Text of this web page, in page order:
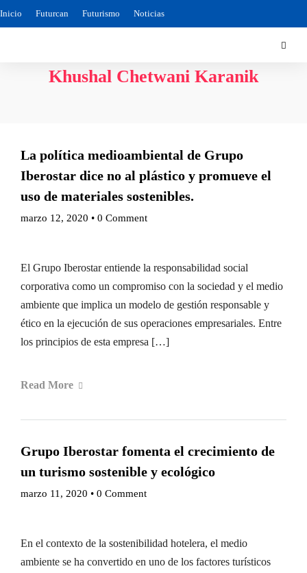
Inicio Futurcan Futurismo Noticias
Khushal Chetwani Karanik
La política medioambiental de Grupo
Iberostar dice no al plástico y promueve el
uso de materiales sostenibles.
marzo 12, 2020 • 0 Comment
El Grupo Iberostar entiende la responsabilidad social
corporativa como un compromiso con la sociedad y el medio
ambiente que implica un modelo de gestión responsable y
ético en la ejecución de sus operaciones empresariales. Entre
los principios de esta empresa […]
Read More
Grupo Iberostar fomenta el crecimiento de
un turismo sostenible y ecológico
marzo 11, 2020 • 0 Comment
En el contexto de la sostenibilidad hotelera, el medio
ambiente se ha convertido en uno de los factores turísticos